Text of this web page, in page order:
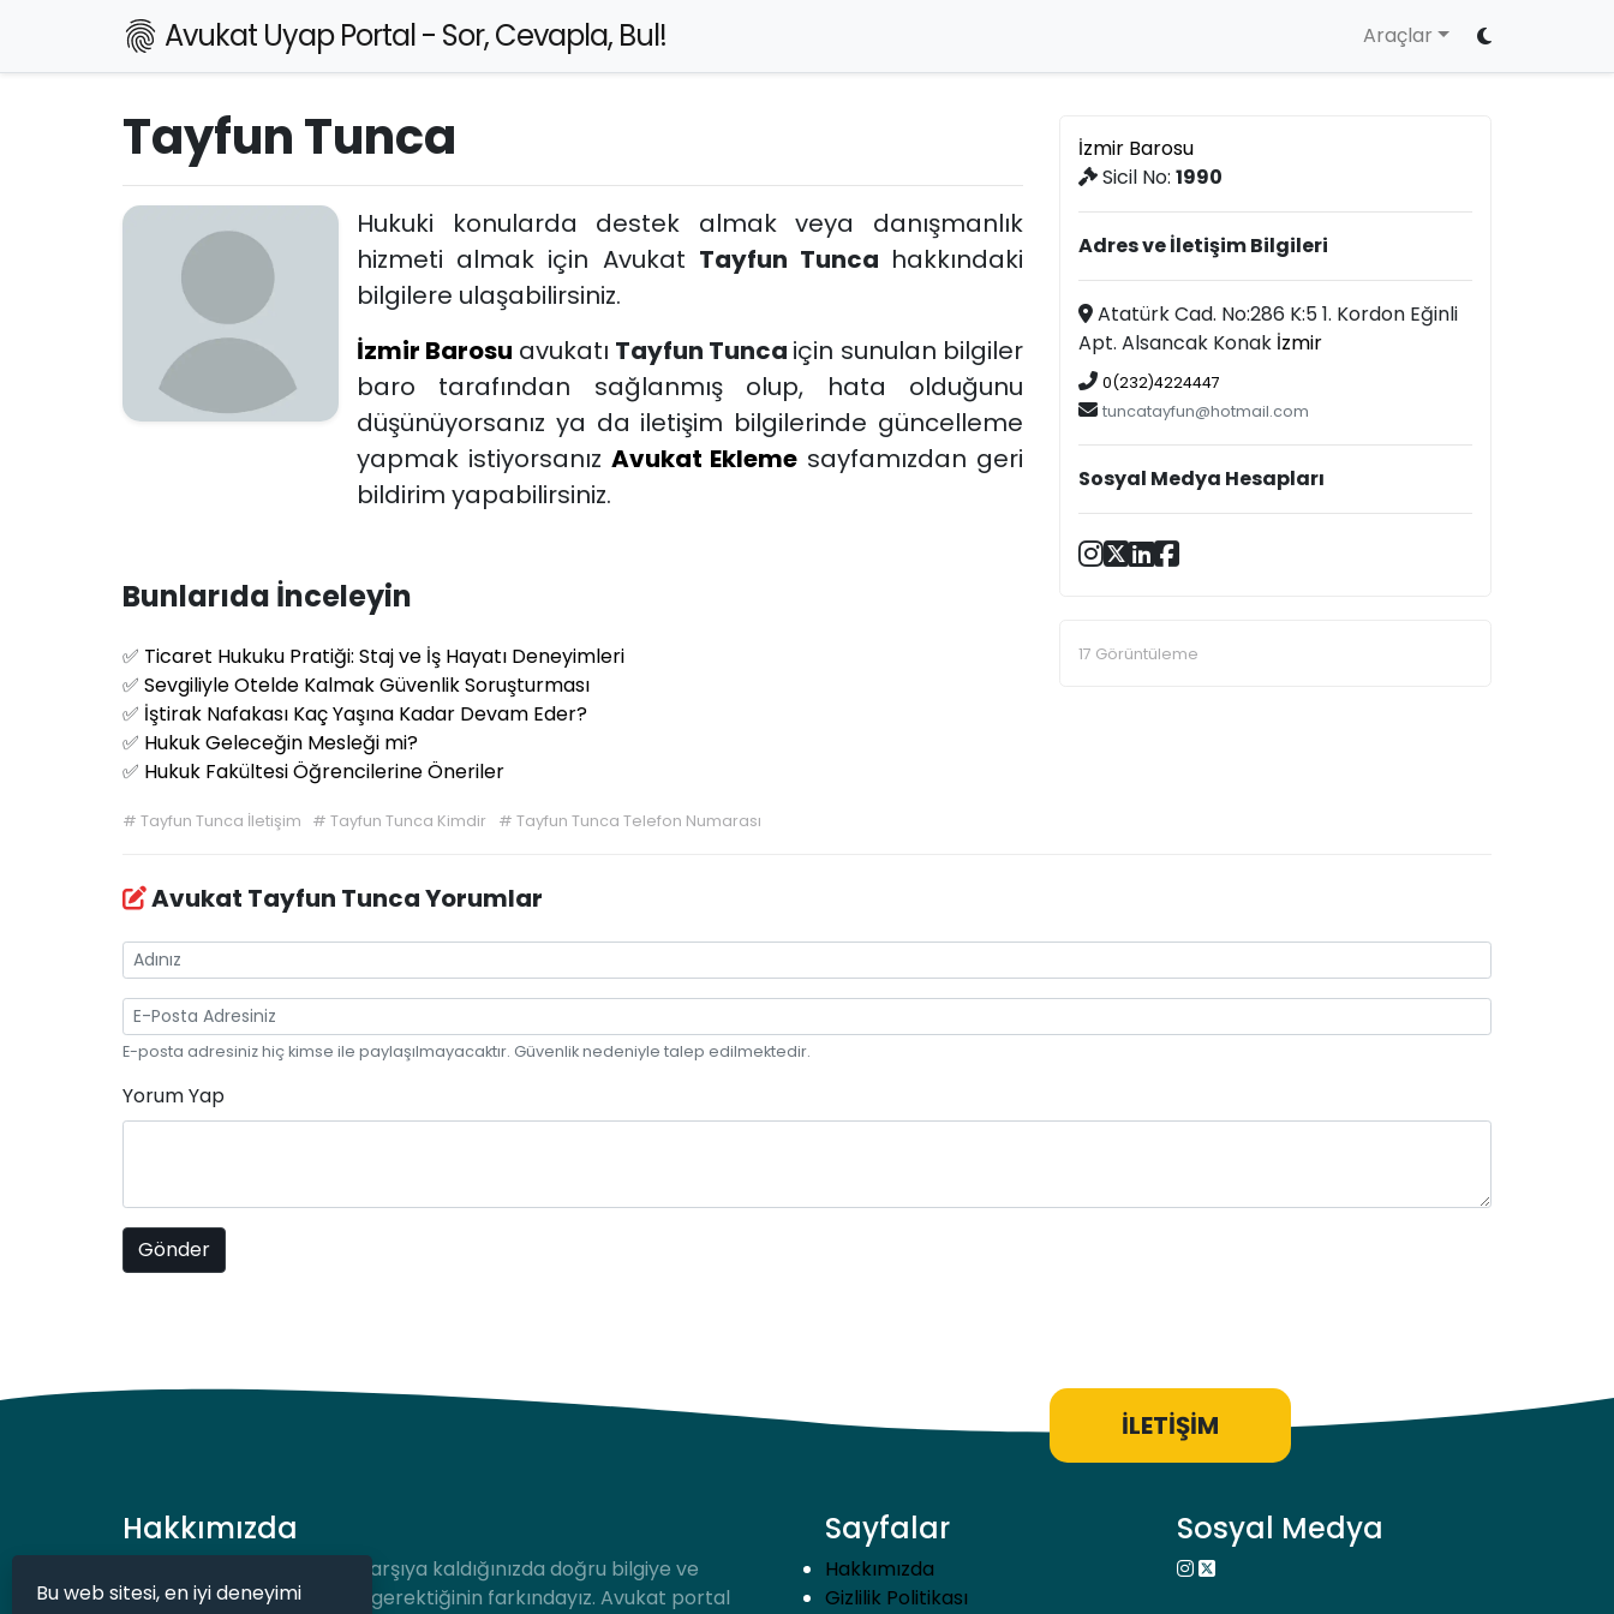
Avukat Uyap Portal - Sor, Cevapla, Bul! Araçlar
Tayfun Tunca
Hukuki konularda destek almak veya danışmanlık
hizmeti almak için Avukat Tayfun Tunca hakkındaki
bilgilere ulaşabilirsiniz.
İzmir Barosu avukatı Tayfun Tunca için sunulan bilgiler
baro tarafından sağlanmış olup, hata olduğunu
düşünüyorsanız ya da iletişim bilgilerinde güncelleme
yapmak istiyorsanız Avukat Ekleme sayfamızdan geri
bildirim yapabilirsiniz.
Bunlarıda İnceleyin
✅ Ticaret Hukuku Pratiği: Staj ve İş Hayatı Deneyimleri
✅ Sevgiliyle Otelde Kalmak Güvenlik Soruşturması
✅ İştirak Nafakası Kaç Yaşına Kadar Devam Eder?
✅ Hukuk Geleceğin Mesleği mi?
✅ Hukuk Fakültesi Öğrencilerine Öneriler
# Tayfun Tunca İletişim #Tayfun Tunca Kimdir # Tayfun Tunca Telefon Numarası
İzmir Barosu
Sicil No:1990
Adres ve İletişim Bilgileri
Atatürk Cad. No:286 K:5 1. Kordon Eğinli
Apt. Alsancak Konak İzmir
0(232)4224447
tuncatayfun@hotmail.com
Sosyal Medya Hesapları
17 Görüntüleme
Avukat Tayfun Tunca Yorumlar
E-posta adresiniz hiç kimse ile paylaşılmayacaktır. Güvenlik nedeniyle talep edilmektedir.
Yorum Yap
İLETİŞİM
Hakkımızda
Hukuki bir durum ile karşı karşıya kaldığınızda doğru bilgiye ve
desteğe hızlıca ulaşmanız gerektiğinin farkındayız. Avukat portal
Sayfalar
Hakkımızda
Gizlilik Politikası
Sosyal Medya
Bu web sitesi, en iyi deneyimi